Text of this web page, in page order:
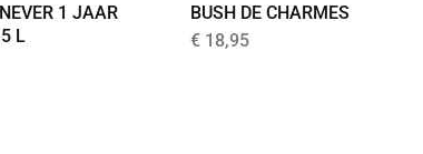
1 JAAR
L
BUSH DE CHARMES
€ 18,95